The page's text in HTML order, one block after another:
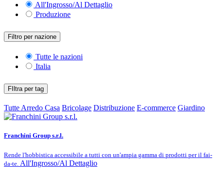
All'Ingrosso/Al Dettaglio
Produzione
Filtro per nazione
Tutte le nazioni
Italia
FIltra per tag
Tutte Arredo Casa Bricolage Distribuzione E-commerce Giardino
Franchini Group s.r.l.
Rende l'hobbistica accessibile a tutti con un'ampia gamma di prodotti per il fai-
da-te. All'Ingrosso/Al Dettaglio